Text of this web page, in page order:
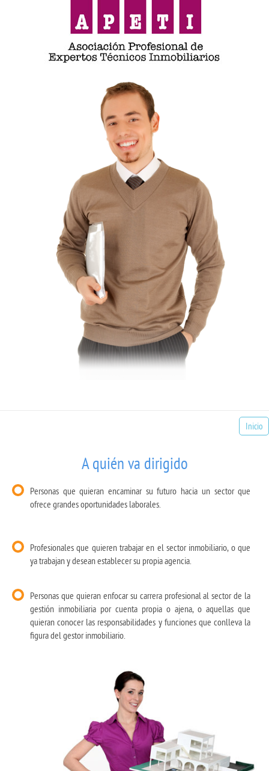
Inicio
A quién va dirigido
Personas que quieran encaminar su futuro hacia un sector que
ofrece grandes oportunidades laborales.
Profesionales que quieren trabajar en el sector inmobiliario, o que
ya trabajan y desean establecer su propia agencia.
Personas que quieran enfocar su carrera profesional al sector de la
gestión inmobiliaria por cuenta propia o ajena, o aquellas que
quieran conocer las responsabilidades y funciones que conlleva la
figura del gestor inmobiliario.